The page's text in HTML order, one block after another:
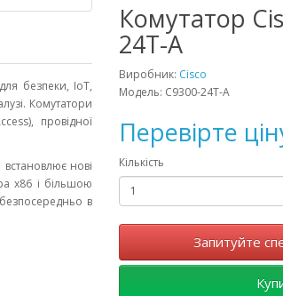
безпеки, IoT,
Комутатори
провідної
нові
x86 і більшою
в
Комутатор
24T-A
Виробник: Cisco
Модель: C9300-24T-A
Перевірте
Кількість
Запитуйте